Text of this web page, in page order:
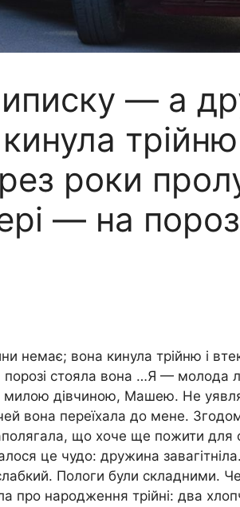
— а
трійню
роки
— на
немає; вона кинула трійню і
порозі стояла вона …Я — молода
милою дівчиною, Машею. Не
вона переїхала до мене.
що хоче ще пожити для
це чудо: дружина
Пологи були складними.
про народження трійні: два